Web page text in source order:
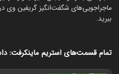
ماجراجویی‌های شگفت‌انگیز گریفین وی
ببرید.